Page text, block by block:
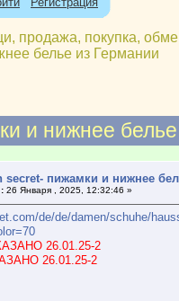
продажа, покупка,
белье из Германии
и нижнее
secret- пижамки и нижнее
26 Января , 2025, 12:32:46 »
de/de/damen/schuhe/
26.01.25-2
26.01.25-2